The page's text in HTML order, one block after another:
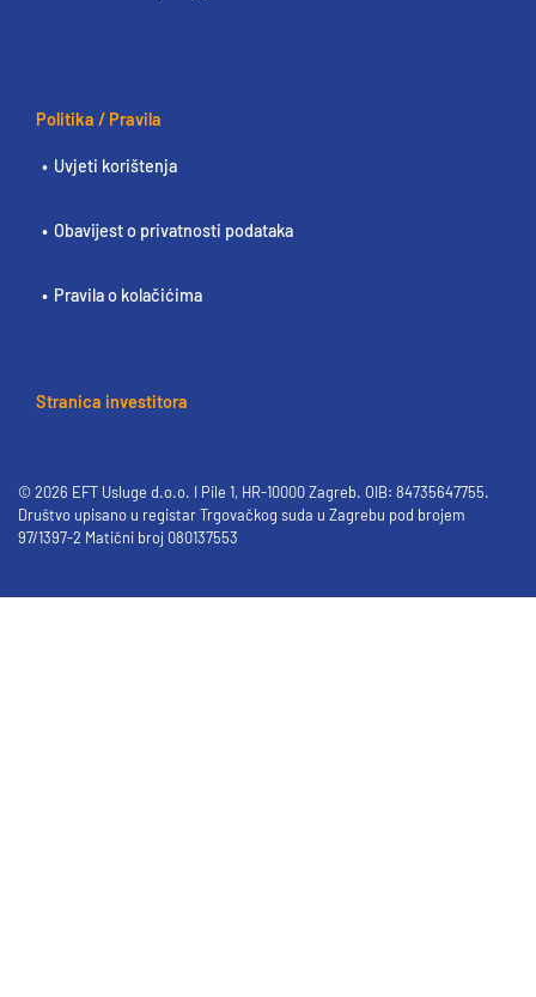
Politika / Pravila
Uvjeti korištenja
Obavijest o privatnosti podataka
Pravila o kolačićima
Stranica investitora
© 2026 EFT Usluge d.o.o. I Pile 1, HR-10000 Zagreb. OIB: 84735647755.
Društvo upisano u registar Trgovačkog suda u Zagrebu pod brojem
97/1397-2 Matični broj 080137553